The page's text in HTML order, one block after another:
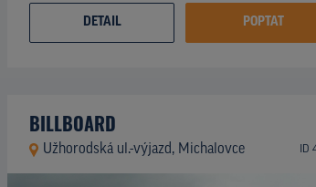
DETAIL POPTAT
BILLBOARD
Užhorodská ul.-výjazd, Michalovce ID